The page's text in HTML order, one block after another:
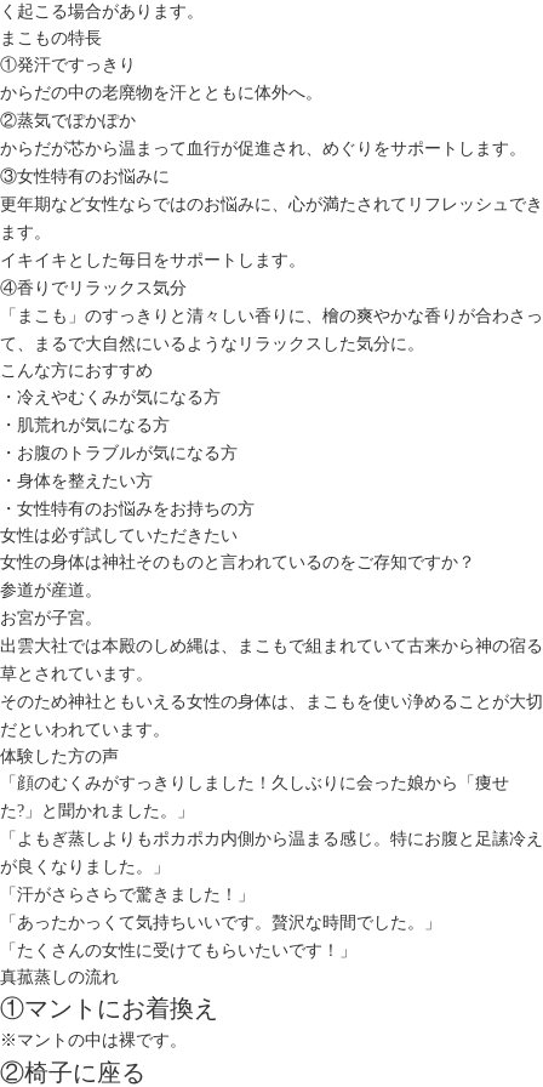
く起こる場合があります。
まこもの特長
①発汗ですっきり
からだの中の老廃物を汗とともに体外へ。
②蒸気でぽかぽか
からだが芯から温まって血行が促進され、めぐりをサポートします。
③女性特有のお悩みに
更年期など女性ならではのお悩みに、心が満たされてリフレッシュでき
ます。
イキイキとした毎日をサポートします。
④香りでリラックス気分
「まこも」のすっきりと清々しい香りに、檜の爽やかな香りが合わさっ
て、まるで大自然にいるようなリラックスした気分に。
こんな方におすすめ
・ 冷えやむくみが気になる方
・肌荒れが気になる方
・お腹のトラブルが気になる方
・身体を整えたい方
・女性特有のお悩みをお持ちの方
女性は必ず試していただきたい
女性の身体は神社そのものと言われているのをご存知ですか？
参道が産道。
お宮が子宮。
出雲大社では本殿のしめ縄は、まこもで組まれていて古来から神の宿る
草とされています。
そのため神社ともいえる女性の身体は、まこもを使い浄めることが大切
だといわれています。
体験した方の声
「顔のむくみがすっきりしました！久しぶりに会った娘から「痩せ
た?」と聞かれました。」
「よもぎ蒸しよりもポカポカ内側から温まる感じ。特にお腹と足䛾冷え
が良くなりました。」
「汗がさらさらで驚きました！」
「あったかっくて気持ちいいです。贅沢な時間でした。」
「たくさんの女性に受けてもらいたいです！」
真菰蒸しの流れ
①マントにお着換え
※マントの中は裸です。
②椅子に座る